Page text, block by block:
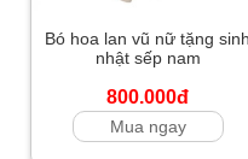
Bó hoa lan vũ nữ tặng sinh
nhật sếp nam
800.000đ
Mua ngay